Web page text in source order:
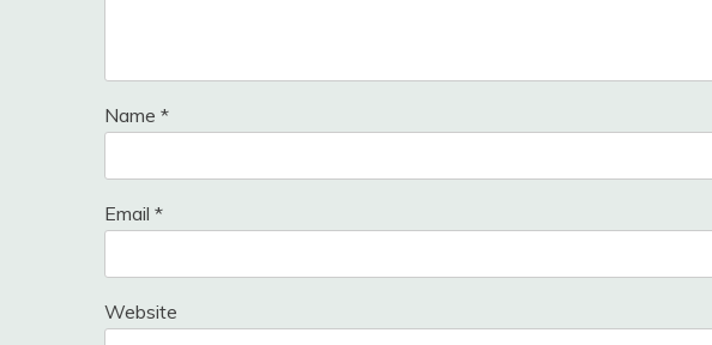
Name *
Email *
Website